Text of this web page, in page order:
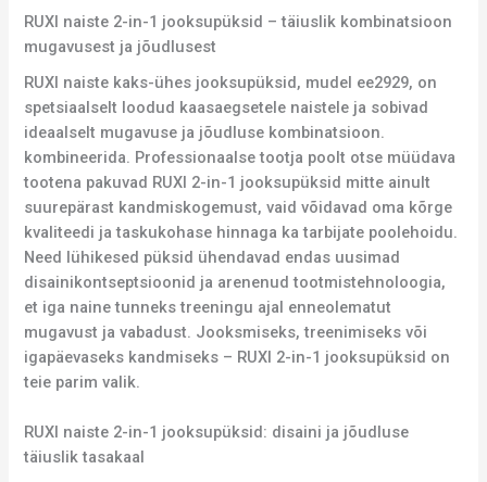
RUXI naiste 2-in-1 jooksupüksid – täiuslik kombinatsioon
mugavusest ja jõudlusest
RUXI naiste kaks-ühes jooksupüksid, mudel ee2929, on
spetsiaalselt loodud kaasaegsetele naistele ja sobivad
ideaalselt mugavuse ja jõudluse kombinatsioon.
kombineerida. Professionaalse tootja poolt otse müüdava
tootena pakuvad RUXI 2-in-1 jooksupüksid mitte ainult
suurepärast kandmiskogemust, vaid võidavad oma kõrge
kvaliteedi ja taskukohase hinnaga ka tarbijate poolehoidu.
Need lühikesed püksid ühendavad endas uusimad
disainikontseptsioonid ja arenenud tootmistehnoloogia,
et iga naine tunneks treeningu ajal enneolematut
mugavust ja vabadust. Jooksmiseks, treenimiseks või
igapäevaseks kandmiseks – RUXI 2-in-1 jooksupüksid on
teie parim valik.
RUXI naiste 2-in-1 jooksupüksid: disaini ja jõudluse
täiuslik tasakaal